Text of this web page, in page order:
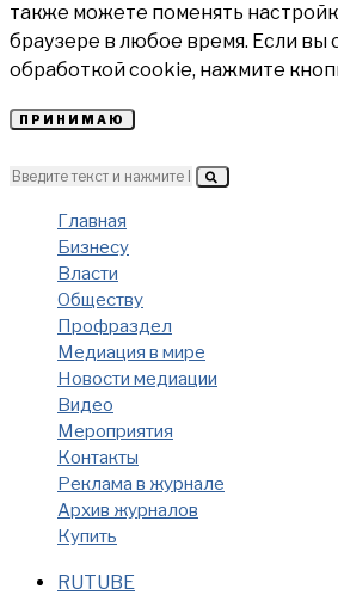
также можете поменять
браузере в любое время. Если вы
обработкой cookie, нажмите
ПРИНИМАЮ
Главная
Бизнесу
Власти
Обществу
Профраздел
Медиация в мире
Новости медиации
Видео
Мероприятия
Контакты
Реклама в журнале
Архив журналов
Купить
RUTUBE